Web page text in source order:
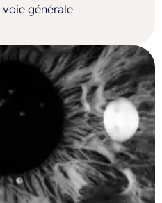
générale